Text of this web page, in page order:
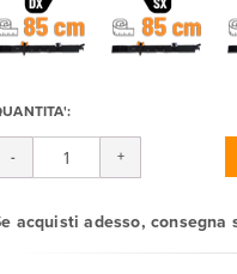
acquisti adesso, consegna